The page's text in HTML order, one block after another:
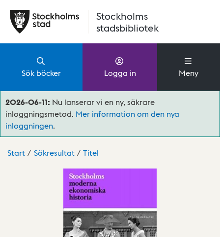
Stockholms
stadsbibliotek
Sök böcker Logga in Meny
2026-06-11: Nu lanserar vi en ny, säkrare
inloggningsmetod. Mer information om den nya
inloggningen.
Start Sökresultat Titel